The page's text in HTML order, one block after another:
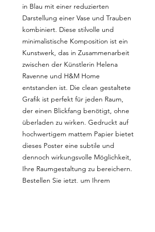
in Blau mit einer reduzierten
Darstellung einer Vase und Trauben
kombiniert. Diese stilvolle und
minimalistische Komposition ist ein
Kunstwerk, das in Zusammenarbeit
zwischen der Künstlerin Helena
Ravenne und H&M Home
entstanden ist. Die clean gestaltete
Grafik ist perfekt für jeden Raum,
der einen Blickfang benötigt, ohne
überladen zu wirken. Gedruckt auf
hochwertigem mattem Papier bietet
dieses Poster eine subtile und
dennoch wirkungsvolle Möglichkeit,
Ihre Raumgestaltung zu bereichern.
Bestellen Sie jetzt, um Ihrem